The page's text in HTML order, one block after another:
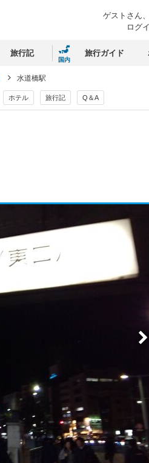
ゲストさん、
ログ
旅行記
国内
旅行ガイド
水道橋駅
ホテル 旅行記 Q＆A